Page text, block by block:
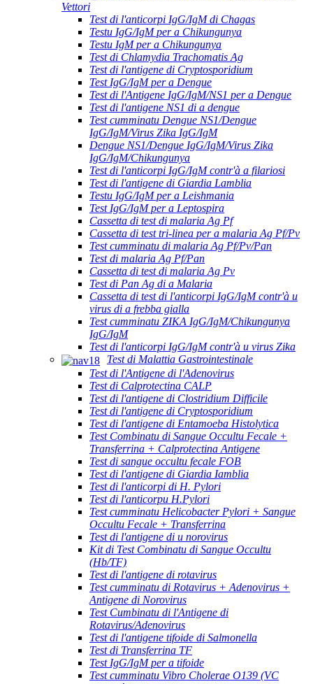
Vettori
Test di l'anticorpi IgG/IgM di Chagas
Testu IgG/IgM per a Chikungunya
Testu IgM per a Chikungunya
Test di Chlamydia Trachomatis Ag
Test di l'antigene di Cryptosporidium
Test IgG/IgM per a Dengue
Test di l'Antigene IgG/IgM/NS1 per a Dengue
Test di l'antigene NS1 di a dengue
Test cumminatu Dengue NS1/Dengue
IgG/IgM/Virus Zika IgG/IgM
Dengue NS1/Dengue IgG/IgM/Virus Zika
IgG/IgM/Chikungunya
Test di l'anticorpi IgG/IgM contr'à a filariosi
Test di l'antigene di Giardia Lamblia
Testu IgG/IgM per a Leishmania
Test IgG/IgM per a Leptospira
Cassetta di test di malaria Ag Pf
Cassetta di test tri-linea per a malaria Ag Pf/Pv
Test cumminatu di malaria Ag Pf/Pv/Pan
Test di malaria Ag Pf/Pan
Cassetta di test di malaria Ag Pv
Test di Pan Ag di a Malaria
Cassetta di test di l'anticorpi IgG/IgM contr'à u
virus di a frebba gialla
Test cumminatu ZIKA IgG/IgM/Chikungunya
IgG/IgM
Test di l'anticorpi IgG/IgM contr'à u virus Zika
Test di Malattia Gastrointestinale
Test di l'Antigene di l'Adenovirus
Test di Calprotectina CALP
Test di l'antigene di Clostridium Difficile
Test di l'antigene di Cryptosporidium
Test di l'antigene di Entamoeba Histolytica
Test Combinatu di Sangue Occultu Fecale +
Transferrina + Calprotectina Antigene
Test di sangue occultu fecale FOB
Test di l'antigene di Giardia Iamblia
Test di l'anticorpi di H. Pylori
Test di l'anticorpu H.Pylori
Test cumminatu Helicobacter Pylori + Sangue
Occultu Fecale + Transferrina
Test di l'antigene di u norovirus
Kit di Test Combinatu di Sangue Occultu
(Hb/TF)
Test di l'antigene di rotavirus
Test cumminatu di Rotavirus + Adenovirus +
Antigene di Norovirus
Test Cumbinatu di l'Antigene di
Rotavirus/Adenovirus
Test di l'antigene tifoide di Salmonella
Test di Transferrina TF
Test IgG/IgM per a tifoide
Test cumminatu Vibro Cholerae O139 (VC